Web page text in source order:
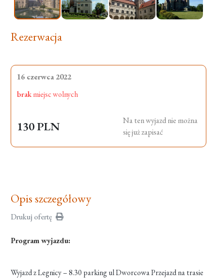
Rezerwacja
16 czerwca 2022
brakmiejsc wolnych
130 PLN
Na ten wyjazd nie można
się już zapisać
Opis szczegółowy
Drukuj ofertę
Program wyjazdu:
Wyjazd z Legnicy – 8.30 parking ul Dworcowa Przejazd na trasie